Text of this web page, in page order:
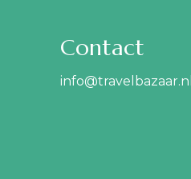
Contact
info@travelbazaar.nl